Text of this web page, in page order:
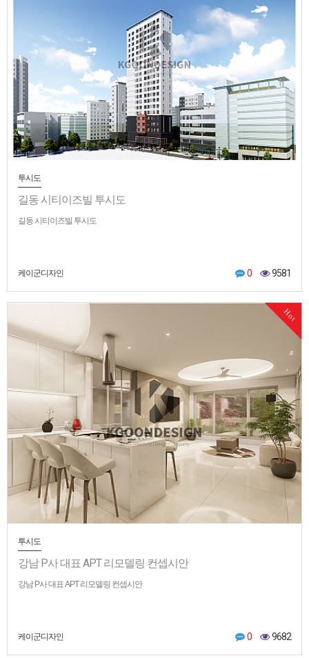
투시도
길동 시티이즈빌 투시도
길동 시티이즈빌 투시도
케이군디자인 0 9581
Hot
투시도
강남 P사 대표 APT 리모델링 컨셉시안
강남 P사 대표 APT 리모델링 컨셉시안
케이군디자인 0 9682